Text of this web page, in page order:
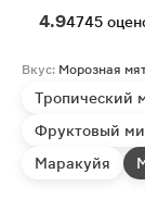
4.94745
Вкус: Морозная
Тропический
Фруктовый
Маракуйя